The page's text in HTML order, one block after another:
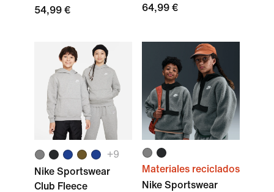
54,99 €
64,99 €
+9
Nike Sportswear
Club Fleece
Materiales reciclados
Nike Sportswear